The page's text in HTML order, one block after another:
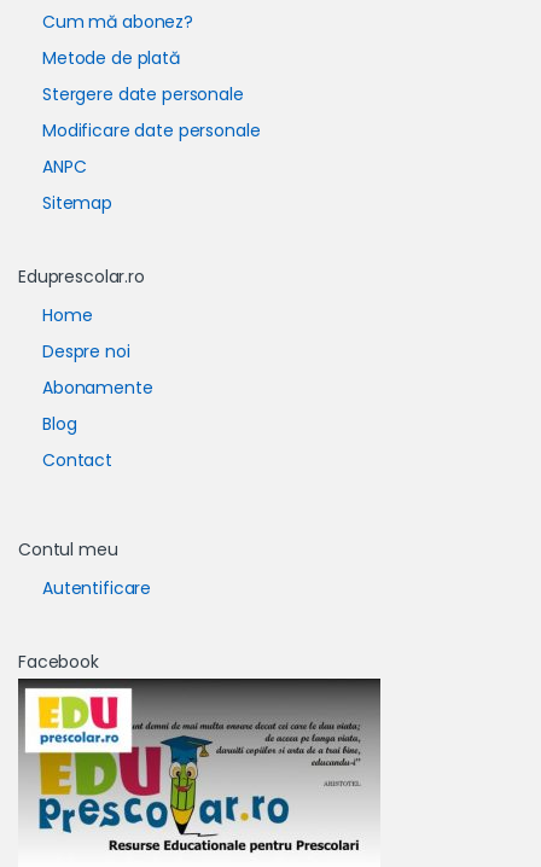
Cum mă abonez?
Metode de plată
Stergere date personale
Modificare date personale
ANPC
Sitemap
Eduprescolar.ro
Home
Despre noi
Abonamente
Blog
Contact
Contul meu
Autentificare
Facebook